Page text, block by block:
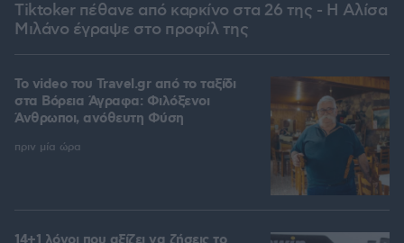
Tiktoker πέθανε από καρκίνο στα 26 της - Η Αλίσα
Μιλάνο έγραψε στο προφίλ της
To video του Travel.gr από το ταξίδι
στα Βόρεια Άγραφα: Φιλόξενοι
Άνθρωποι, ανόθευτη Φύση
πριν μία ώρα